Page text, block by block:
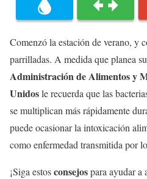
Comenzó la estación de verano, y
parrilladas. A medida que planea
Administración de Alimentos y
Unidosle recuerda que las
se multiplican más rápidamente
puede ocasionar la intoxicación
como enfermedad transmitida por
¡Siga estosconsejospara ayudar a